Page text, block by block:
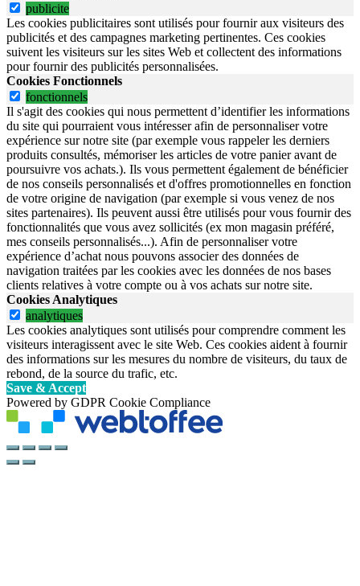
publicite
Les cookies publicitaires sont utilisés pour fournir aux visiteurs des
publicités et des campagnes marketing pertinentes. Ces cookies
suivent les visiteurs sur les sites Web et collectent des informations
pour fournir des publicités personnalisées.
Cookies Fonctionnels
fonctionnels
Il s'agit des cookies qui nous permettent d’identifier les informations
du site qui pourraient vous intéresser afin de personnaliser votre
expérience sur notre site (par exemple vous rappeler les derniers
produits consultés, mémoriser les articles de votre panier avant de
poursuivre vos achats.). Ils vous permettent également de bénéficier
de nos conseils personnalisés et d'offres promotionnelles en fonction
de votre origine de navigation (par exemple si vous venez de nos
sites partenaires). Ils peuvent aussi être utilisés pour vous fournir des
fonctionnalités que vous avez sollicités (ex mon magasin préféré,
mes conseils personnalisés...). Afin de personnaliser votre
expérience d’achat nous pouvons associer des données de
navigation traitées par les cookies avec les données de nos bases
clients relatives à votre compte ou à vos achats sur notre site.
Cookies Analytiques
analytiques
Les cookies analytiques sont utilisés pour comprendre comment les
visiteurs interagissent avec le site Web. Ces cookies aident à fournir
des informations sur les mesures du nombre de visiteurs, du taux de
rebond, de la source du trafic, etc.
Save & Accept
Powered by GDPR Cookie Compliance